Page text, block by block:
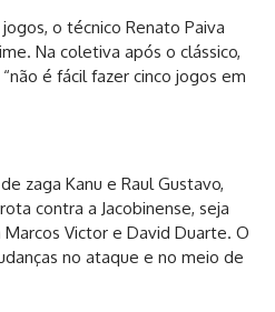
o técnico Renato Paiva
Na coletiva após o clássico,
é fácil fazer cinco jogos em
zaga Kanu e Raul Gustavo,
contra a Jacobinense, seja
Victor e David Duarte. O
no ataque e no meio de